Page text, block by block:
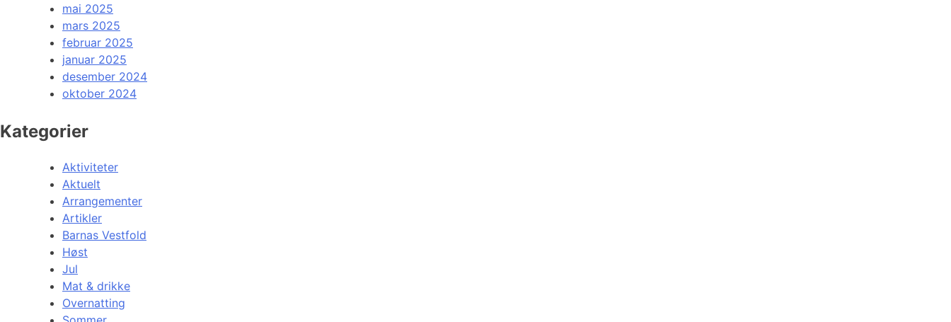
mai 2025
mars 2025
februar 2025
januar 2025
desember 2024
oktober 2024
Kategorier
Aktiviteter
Aktuelt
Arrangementer
Artikler
Barnas Vestfold
Høst
Jul
Mat & drikke
Overnatting